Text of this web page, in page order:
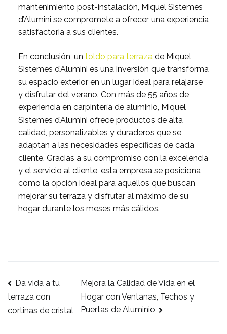
mantenimiento post-instalación, Miquel Sistemes
d’Alumini se compromete a ofrecer una experiencia
satisfactoria a sus clientes.
En conclusión, un toldo para terraza de Miquel
Sistemes d’Alumini es una inversión que transforma
su espacio exterior en un lugar ideal para relajarse
y disfrutar del verano. Con más de 55 años de
experiencia en carpintería de aluminio, Miquel
Sistemes d’Alumini ofrece productos de alta
calidad, personalizables y duraderos que se
adaptan a las necesidades específicas de cada
cliente. Gracias a su compromiso con la excelencia
y el servicio al cliente, esta empresa se posiciona
como la opción ideal para aquellos que buscan
mejorar su terraza y disfrutar al máximo de su
hogar durante los meses más cálidos.
Navegación
Da vida a tu
terraza con
cortinas de cristal
Mejora la Calidad de Vida en el
Hogar con Ventanas, Techos y
Puertas de Aluminio